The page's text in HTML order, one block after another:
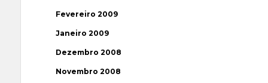
Fevereiro 2009
Janeiro 2009
Dezembro 2008
Novembro 2008